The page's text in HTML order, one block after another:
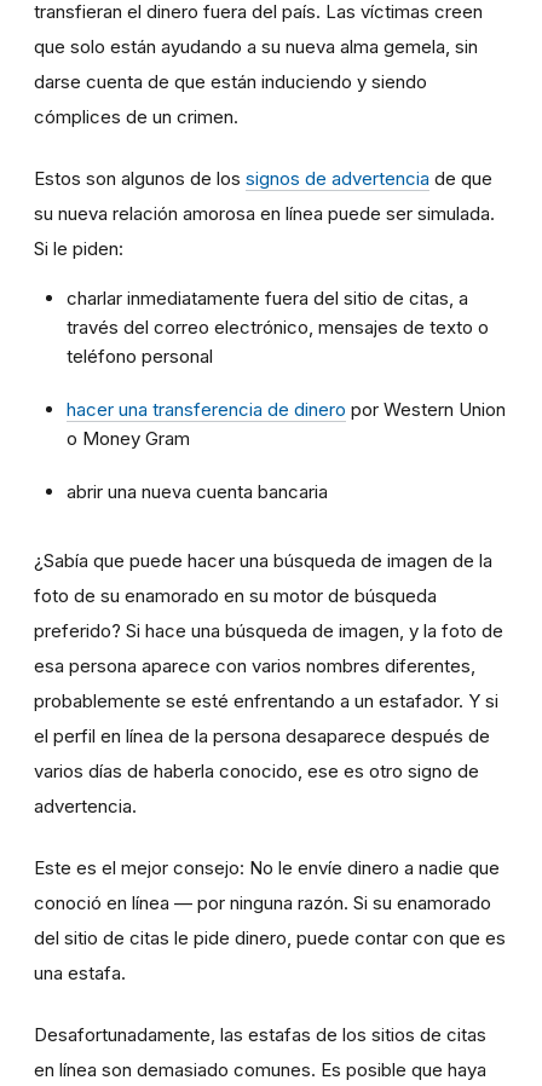
transfieran el dinero fuera del país. Las víctimas creen
que solo están ayudando a su nueva alma gemela, sin
darse cuenta de que están induciendo y siendo
cómplices de un crimen.
Estos son algunos de los signos de advertencia de que
su nueva relación amorosa en línea puede ser simulada.
Si le piden:
charlar inmediatamente fuera del sitio de citas, a
través del correo electrónico, mensajes de texto o
teléfono personal
hacer una transferencia de dinero por Western Union
o Money Gram
abrir una nueva cuenta bancaria
¿Sabía que puede hacer una búsqueda de imagen de la
foto de su enamorado en su motor de búsqueda
preferido? Si hace una búsqueda de imagen, y la foto de
esa persona aparece con varios nombres diferentes,
probablemente se esté enfrentando a un estafador. Y si
el perfil en línea de la persona desaparece después de
varios días de haberla conocido, ese es otro signo de
advertencia.
Este es el mejor consejo: No le envíe dinero a nadie que
conoció en línea — por ninguna razón. Si su enamorado
del sitio de citas le pide dinero, puede contar con que es
una estafa.
Desafortunadamente, las estafas de los sitios de citas
en línea son demasiado comunes. Es posible que haya